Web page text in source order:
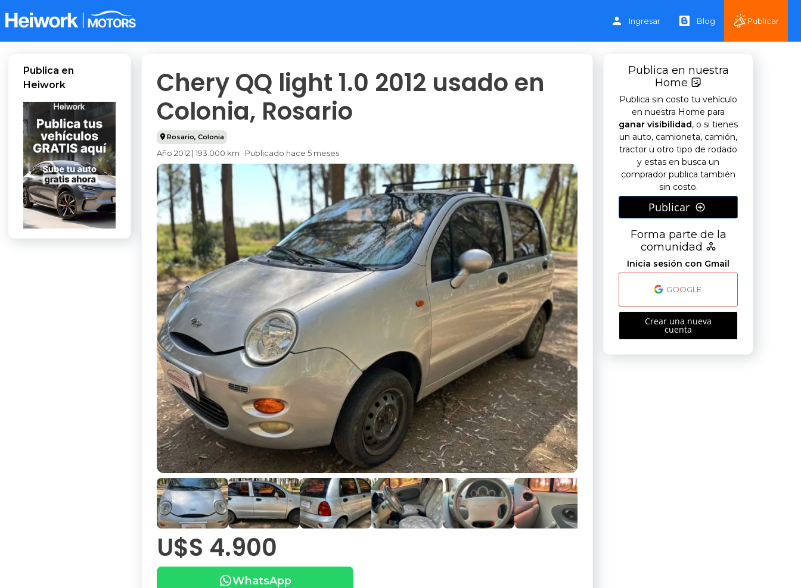
Ingresar Blog Publicar
Publica en
Heiwork
Chery QQ light 1.0 2012 usado en
Colonia, Rosario
Rosario, Colonia
Año 2012 | 193.000 km · Publicado hace 5 meses
U$S 4.900
WhatsApp
Publica en nuestra
Home
Publica sin costo tu vehículo
en nuestra Home para
ganar visibilidad, o si tienes
un auto, camioneta, camión,
tractor u otro tipo de rodado
y estas en busca un
comprador publica también
sin costo.
Publicar
Forma parte de la
comunidad
Inicia sesión con Gmail
GOOGLE
Crear una nueva
cuenta